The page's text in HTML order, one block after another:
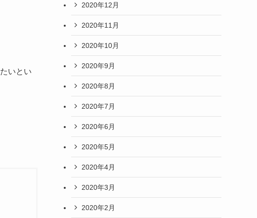
いとい
2020年12月
2020年11月
2020年10月
2020年9月
2020年8月
2020年7月
2020年6月
2020年5月
2020年4月
2020年3月
2020年2月